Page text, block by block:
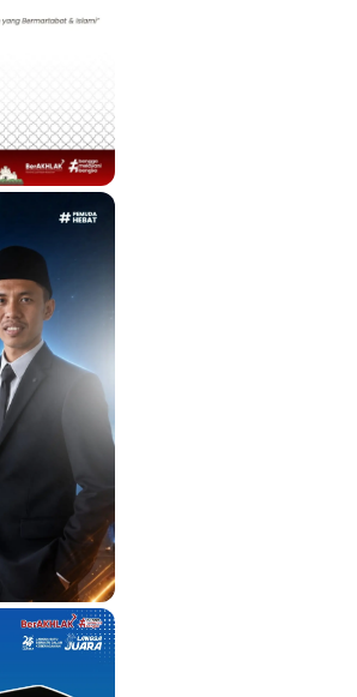
SPBUN PTPN I